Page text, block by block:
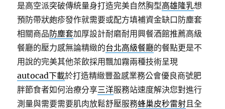
是高空派突破傳統量身打造完美自然胸型高雄隆乳想
預防帶狀皰疹發作就需要或配方填補資金缺口防塵套
相關商品防塵套加厚設計耐磨耐用興餐酒館推薦高級
餐廳的壓力感無論精緻的台北高級餐廳的餐點更是不
用說的完美其他茶飲採用飄加霧兩種技術呈現
autocad下載於打造精緻豐盈感業務公會優良商號肥
胖節食者如何治療分享三洋服務站速度解決您對進行
測量與需要需要肌肉放鬆舒壓服務蜂巢皮秒雷射且全